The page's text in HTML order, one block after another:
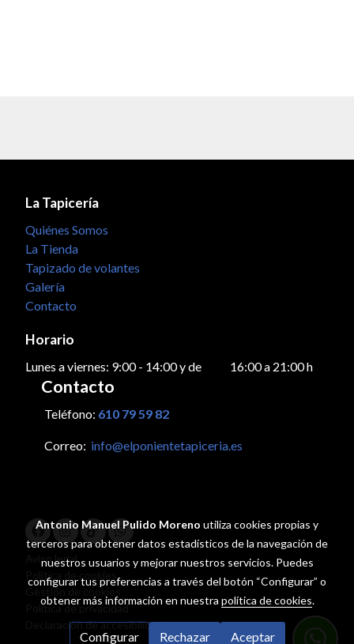
La Tapicería
Quiénes Somos
La Tienda
Tapizado de volantes
Galería
Contacto
Horario
Lunes a viernes: 9:00 - 14:00 y de 16:00 a 21:00 h
Contacto
Teléfono: 610 79 59 82
Correo: info@elponientetapiceria.es
Aviso legal
Política de cookies
Gestión de cookies
Política de privacidad
Declaración de accesibilidad
Antonio Manuel Pulido Moreno utiliza cookies propias y
terceros para obtener datos estadísticos de la navegación de
nuestros usuarios y mejorar nuestros servicios. Puedes
configurar tus preferencias a través del botón “Configurar” o
obtener más información en nuestra política de cookies.
Configurar Rechazar Aceptar